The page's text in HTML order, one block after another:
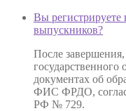
Вы
выпускников?
После
документах об
ФИС ФРДО,
РФ № 729.